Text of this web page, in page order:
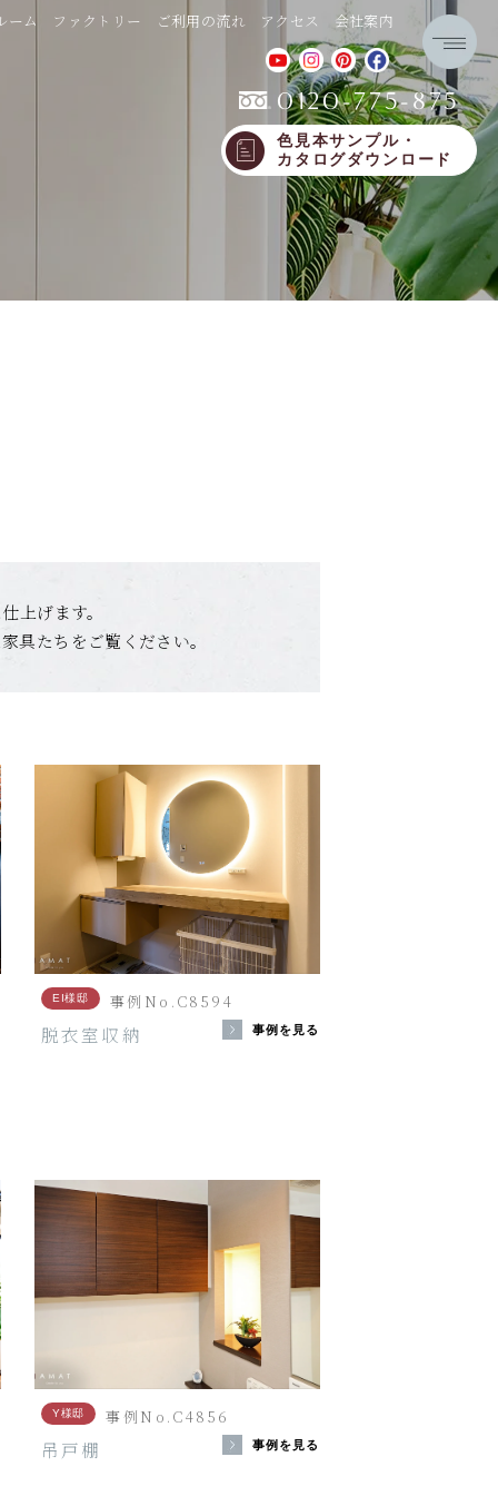
ーム ファクトリー ご利用の流れ アクセス 会社案内
0120-775-875
色見本サンプル・
カタログダウンロード
上げます。
具たちをご覧ください。
EI様邸 事例No.C8594
脱衣室収納 事例を見る
Y様邸 事例No.C4856
吊戸棚 事例を見る